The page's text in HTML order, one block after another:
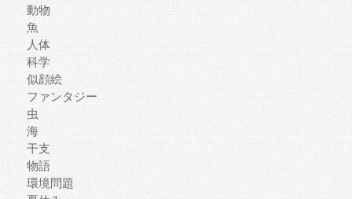
動物
魚
人体
科学
似顔絵
ファンタジー
虫
海
干支
物語
環境問題